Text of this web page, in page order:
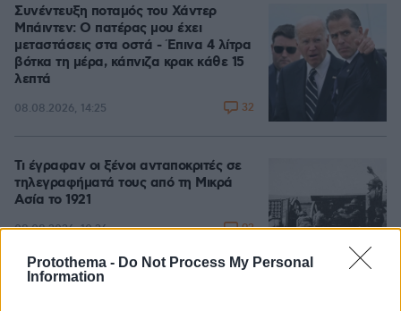
Protothema - Do Not Process My Personal
Information
Συνέντευξη ποταμός του Χάντερ
Μπάιντεν: Ο πατέρας μου έχει
μεταστάσεις στα οστά - Έπινα 4 λίτρα
βότκα τη μέρα, κάπνιζα κρακ κάθε 15
λεπτά
08.08.2026, 14:25 32
Τι έγραφαν οι ξένοι ανταποκριτές σε
τηλεγραφήματά τους από τη Μικρά
Ασία το 1921
08.08.2026, 10:26 92